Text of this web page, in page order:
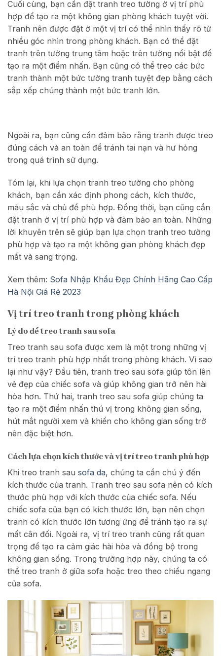
Cuối cùng, bạn cần đặt tranh treo tường ở vị trí phù
hợp để tạo ra một không gian phòng khách tuyệt vời.
Tranh nên được đặt ở một vị trí có thể nhìn thấy rõ từ
nhiều góc nhìn trong phòng khách. Bạn có thể đặt
tranh trên tường trung tâm hoặc trên tường nổi bật để
tạo ra một điểm nhấn. Bạn cũng có thể treo các bức
tranh thành một bức tường tranh tuyệt đẹp bằng cách
sắp xếp chúng thành một bức tranh lớn.
Ngoài ra, bạn cũng cần đảm bảo rằng tranh được treo
đúng cách và an toàn để tránh tai nạn và hư hỏng
trong quá trình sử dụng.
Tóm lại, khi lựa chọn tranh treo tường cho phòng
khách, bạn cần xác định phong cách, kích thước,
màu sắc và chủ đề phù hợp. Đồng thời, bạn cũng cần
đặt tranh ở vị trí phù hợp và đảm bảo an toàn. Những
lời khuyên trên sẽ giúp bạn lựa chọn tranh treo tường
phù hợp và tạo ra một không gian phòng khách đẹp
mắt và sang trọng.
Xem thêm: Sofa Nhập Khẩu Đẹp Chính Hãng Cao Cấp
Hà Nội Giá Rẻ 2023
Vị trí treo tranh trong phòng khách
Lý do để treo tranh sau sofa
Treo tranh sau sofa được xem là một trong những vị
trí treo tranh phù hợp nhất trong phòng khách. Vì sao
lại như vậy? Đầu tiên, tranh treo sau sofa giúp tôn lên
vẻ đẹp của chiếc sofa và giúp không gian trở nên hài
hòa hơn. Thứ hai, tranh treo sau sofa giúp chúng ta
tạo ra một điểm nhấn thú vị trong không gian sống,
hút mắt người xem và khiến cho không gian sống trở
nên đặc biệt hơn.
Cách lựa chọn kích thước và vị trí treo tranh phù hợp
Khi treo tranh sau sofa da, chúng ta cần chú ý đến
kích thước của tranh. Tranh treo sau sofa nên có kích
thước phù hợp với kích thước của chiếc sofa. Nếu
chiếc sofa của bạn có kích thước lớn, bạn nên chọn
tranh có kích thước lớn tương ứng để tránh tạo ra sự
mất cân đối. Ngoài ra, vị trí treo tranh cũng rất quan
trọng để tạo ra cảm giác hài hòa và đồng bộ trong
không gian sống. Trong trường hợp này, chúng ta có
thể treo tranh ở giữa sofa hoặc treo theo chiều ngang
của sofa.